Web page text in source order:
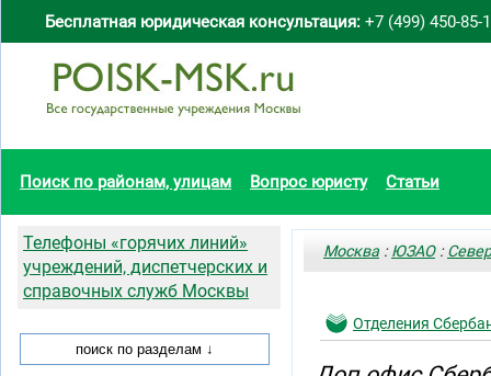
Бесплатная юридическая консультация: +7 (499) 450-85-
Поиск по районам, улицам Вопрос юристу Статьи
Москва :ЮЗАО:
Отделения
Телефоны «горячих линий»
учреждений, диспетчерских и
справочных служб Москвы